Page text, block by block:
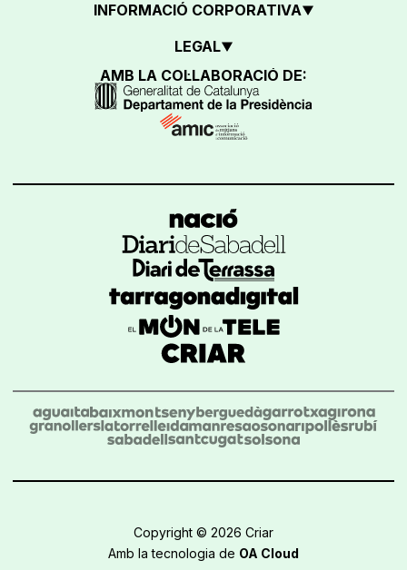
INFORMACIÓ CORPORATIVA
LEGAL
AMB LA COL·LABORACIÓ DE:
Copyright © 2026 Criar
Amb la tecnologia de OA Cloud